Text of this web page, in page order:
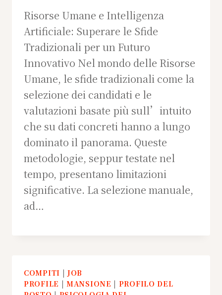
Risorse Umane e Intelligenza
Artificiale: Superare le Sfide
Tradizionali per un Futuro
Innovativo Nel mondo delle Risorse
Umane, le sfide tradizionali come la
selezione dei candidati e le
valutazioni basate più sull’intuito
che su dati concreti hanno a lungo
dominato il panorama. Queste
metodologie, seppur testate nel
tempo, presentano limitazioni
significative. La selezione manuale,
ad…
COMPITI |JOB
PROFILE |MANSIONE | PROFILO DEL